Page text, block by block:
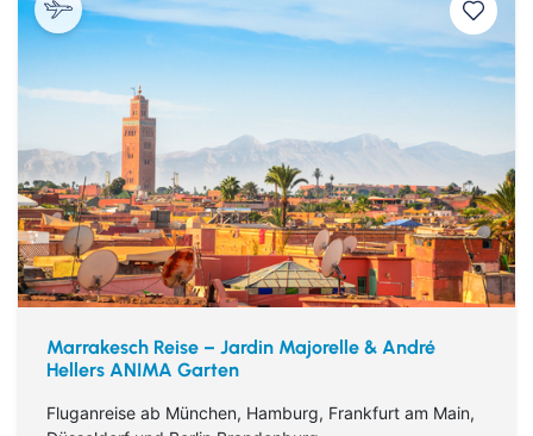
Marrakesch Reise – Jardin Majorelle & André
Hellers ANIMA Garten
Fluganreise ab München, Hamburg, Frankfurt am Main,